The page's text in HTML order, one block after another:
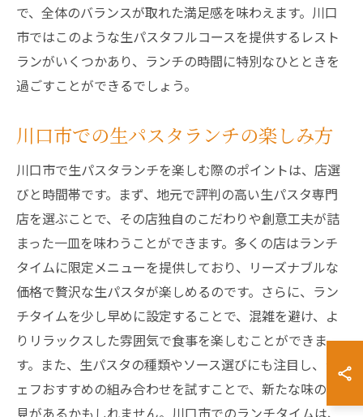
で、全体のバランスが取れた満足感を味わえます。川口
市ではこのような生パスタフルコースを提供するレスト
ランがいくつかあり、ランチの時間に特別なひとときを
過ごすことができるでしょう。
川口市での生パスタランチの楽しみ方
川口市で生パスタランチを楽しむ際のポイントは、店選
びと時間帯です。まず、地元で評判の高い生パスタ専門
店を選ぶことで、その店独自のこだわりや創意工夫が詰
まった一皿を味わうことができます。多くの店はランチ
タイムに限定メニューを提供しており、リーズナブルな
価格で贅沢な生パスタが楽しめるのです。さらに、ラン
チタイムを少し早めに設定することで、混雑を避け、よ
りリラックスした雰囲気で食事を楽しむことができま
す。また、生パスタの種類やソース選びにも注目し、シ
ェフおすすめの組み合わせを試すことで、新たな味の発
見があるかもしれません。川口市でのランチタイムは、